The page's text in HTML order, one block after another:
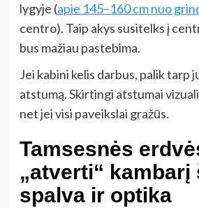
lygyje (apie 145–160 cm nuo
centro). Taip akys susitelks į
bus mažiau pastebima.
Jei kabini kelis darbus, palik tarp
atstumą. Skirtingi atstumai
net jei visi paveikslai gražūs.
Tamsesnės
„atverti“ kambarį
spalva ir optika